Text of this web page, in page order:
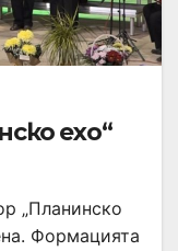
ехо“
„Планинско
Формацията